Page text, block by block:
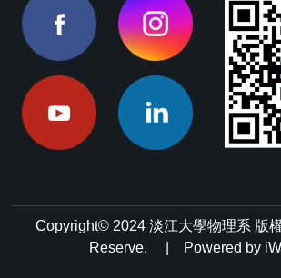
Copyright© 2024 淡江大學物理系 版
Reserve. | Powered by